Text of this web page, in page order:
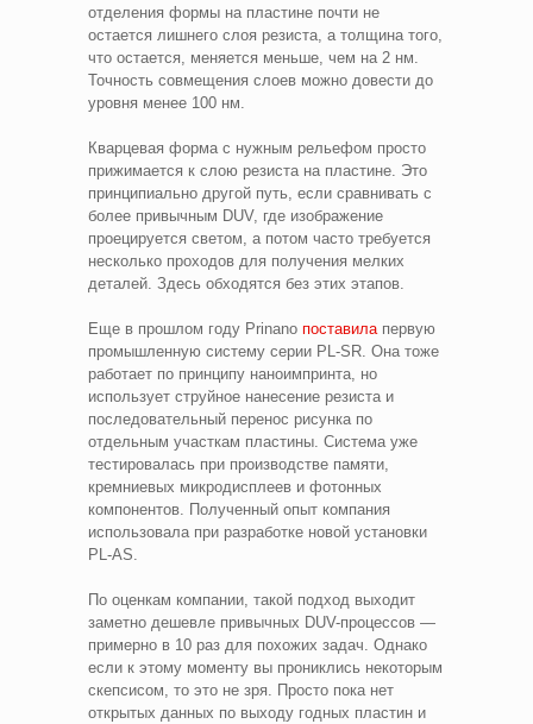
отделения формы на пластине почти не
остается лишнего слоя резиста, а толщина того,
что остается, меняется меньше, чем на 2 нм.
Точность совмещения слоев можно довести до
уровня менее 100 нм.
Кварцевая форма с нужным рельефом просто
прижимается к слою резиста на пластине. Это
принципиально другой путь, если сравнивать с
более привычным DUV, где изображение
проецируется светом, а потом часто требуется
несколько проходов для получения мелких
деталей. Здесь обходятся без этих этапов.
Еще в прошлом году Prinano поставила первую
промышленную систему серии PL-SR. Она тоже
работает по принципу наноимпринта, но
использует струйное нанесение резиста и
последовательный перенос рисунка по
отдельным участкам пластины. Система уже
тестировалась при производстве памяти,
кремниевых микродисплеев и фотонных
компонентов. Полученный опыт компания
использовала при разработке новой установки
PL-AS.
По оценкам компании, такой подход выходит
заметно дешевле привычных DUV-процессов —
примерно в 10 раз для похожих задач. Однако
если к этому моменту вы прониклись некоторым
скепсисом, то это не зря. Просто пока нет
открытых данных по выходу годных пластин и